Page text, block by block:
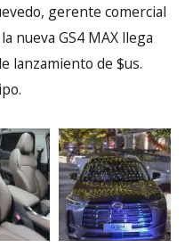
gerente comercial
nueva GS4 MAX llega
lanzamiento de $us.